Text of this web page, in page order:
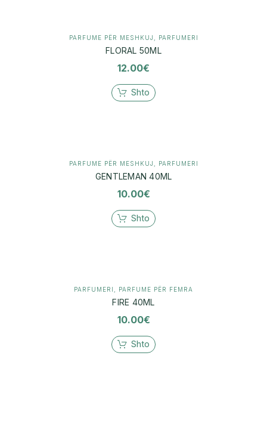
PARFUME PËR MESHKUJ PARFUMERI
FLORAL 50ML
12.00€
Shto
PARFUME PËR MESHKUJ PARFUMERI
GENTLEMAN 40ML
10.00€
Shto
PARFUMERI PARFUME PËR FEMRA
FIRE 40ML
10.00€
Shto